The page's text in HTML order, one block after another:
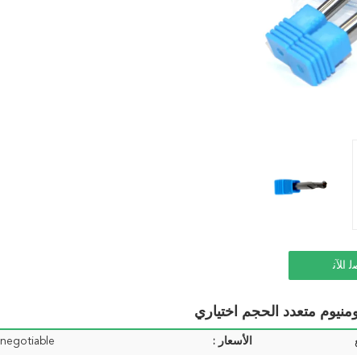
ﺍﻶﻧ
متعدد الحجم اختياري
الأسعار : negotiable